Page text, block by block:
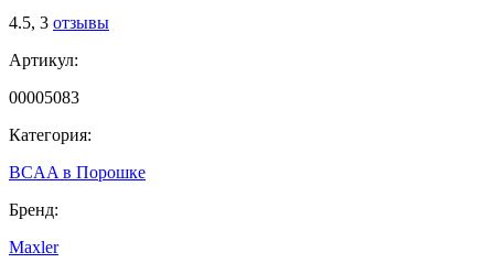
4.5, 3 отзывы
Артикул:
00005083
Категория:
BCAA в Порошке
Бренд:
Maxler